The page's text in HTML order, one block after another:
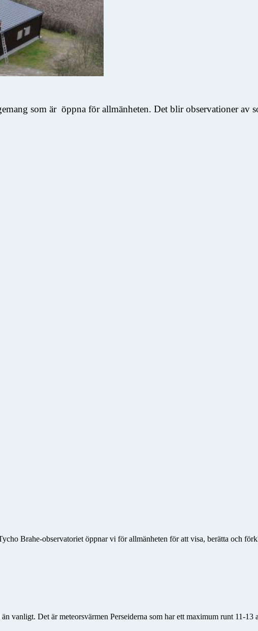
som är öppna för allmänheten. Det blir observationer av
Brahe-observatoriet öppnar vi för allmänheten för att visa, berätta och
vanligt. Det är meteorsvärmen Perseiderna som har ett maximum runt 11-